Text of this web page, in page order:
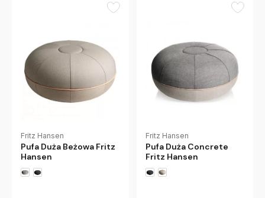
Fritz Hansen
Pufa Duża Beżowa Fritz
Hansen
Fritz Hansen
Pufa Duża Concrete
Fritz Hansen